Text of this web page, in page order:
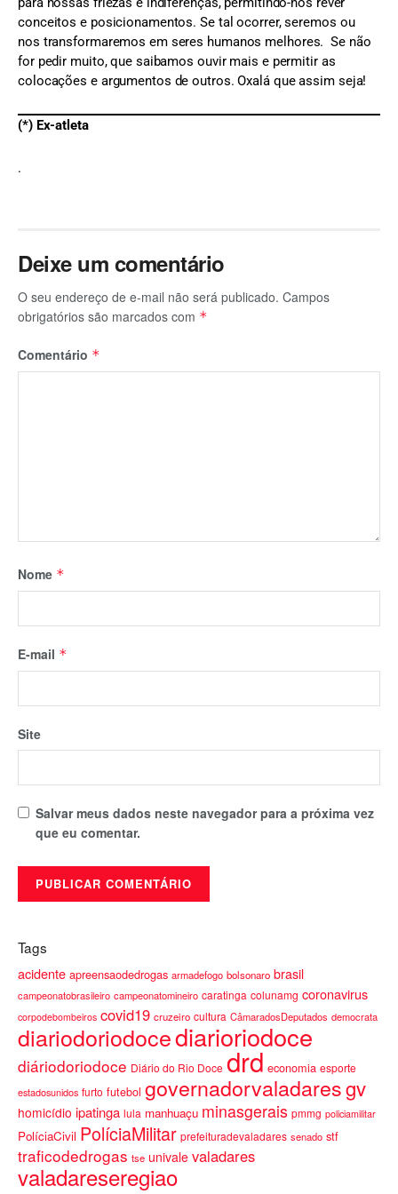
conceitos e posicionamentos. Se tal ocorrer, seremos ou
nos transformaremos em seres humanos melhores. Se não
for pedir muito, que saibamos ouvir mais e permitir as
colocações e argumentos de outros. Oxalá que assim seja!
(*) Ex-atleta
.
Deixe um comentário
O seu endereço de e-mail não será publicado. Campos
obrigatórios são marcados com *
Comentário *
Nome *
E-mail *
Site
Salvar meus dados neste navegador para a próxima vez
que eu comentar.
Tags
acidente apreensaodedrogas armadefogo bolsonaro brasil
campeonatobrasileiro campeonatomineiro caratinga colunamg coronavirus
corpodebombeiros covid19 cruzeiro cultura CâmaradosDeputados democrata
diariodoriodocediarioriodoce
diáriodoriodoce Diário do Rio Doce drd economia esporte
estadosunidos furto futebol governadorvaladaresgv
homicídio ipatinga lula manhuaçu minasgerais pmmg policiamilitar
PolíciaCivil PolíciaMilitar prefeituradevaladares senado stf
traficodedrogas tse univale valadares
valadareseregiao